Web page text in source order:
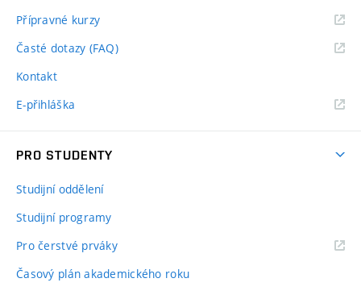
Přípravné kurzy
Časté dotazy (FAQ)
Kontakt
E-přihláška
PRO STUDENTY
Studijní oddělení
Studijní programy
Pro čerstvé prváky
Časový plán akademického roku